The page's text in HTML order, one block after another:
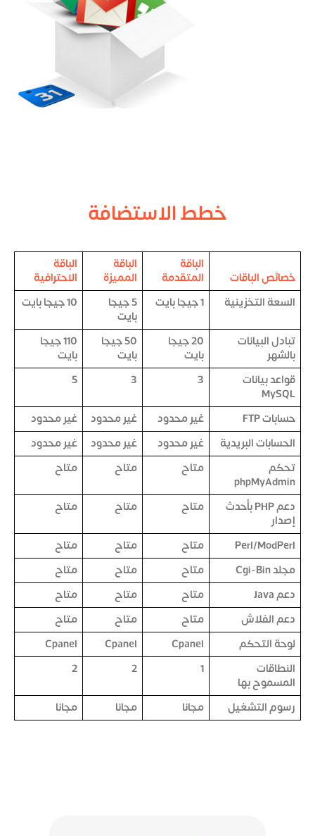
خطط الاستضافة
خصائص الباقات
الباقة
المتقدمة
الباقة
المميزة
الباقة
الاحترافية
السعة التخزينية
1 جيجا بايت
5 جيجا
بايت
10 جيجا بايت
تبادل البيانات
بالشهر
20 جيجا
بايت
50 جيجا
بايت
110 جيجا
بايت
قواعد بيانات
MySQL
3
3
5
حسابات FTP غير محدود غير محدود
غير محدود
الحسابات البريدية
غير محدود غير محدود
غير محدود
تحكم
phpMyAdmin
متاح متاح متاح
دعم PHP بأحدث
إصدار
متاح متاح متاح
Perl/ModPerl متاح متاح
متاح
مجلد Cgi-Bin
متاح متاح
متاح
دعم Java
متاح متاح
متاح
دعم الفلاش
متاح متاح
متاح
لوحة التحكم
Cpanel
Cpanel
Cpanel
النطاقات
المسموح بها
1
2
2
رسوم التشغيل مجانا مجانا مجانا